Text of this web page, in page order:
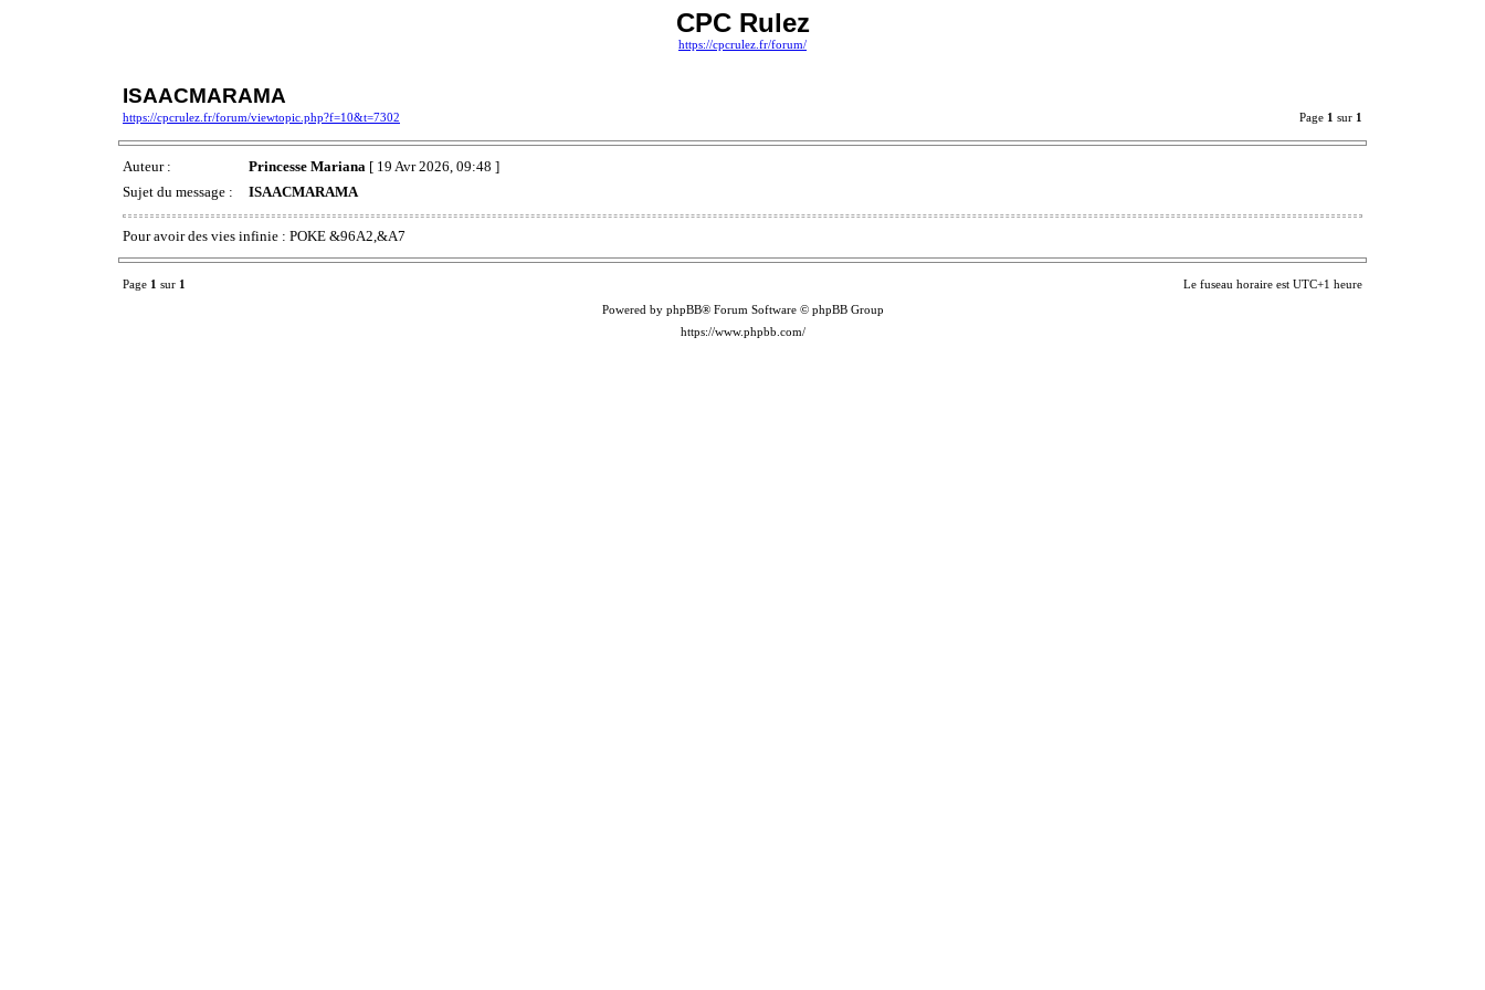
CPC Rulez
https://cpcrulez.fr/forum/
ISAACMARAMA
https://cpcrulez.fr/forum/viewtopic.php?f=10&t=7302 Page 1 sur 1
Auteur : Princesse Mariana [ 19 Avr 2026, 09:48 ]
Sujet du message :
ISAACMARAMA
Pour avoir des vies infinie : POKE &96A2,&A7
Page 1 sur 1 Le fuseau horaire est UTC+1 heure
Powered by phpBB® Forum Software © phpBB Group
https://www.phpbb.com/